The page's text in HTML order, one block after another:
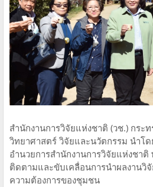
สำนักงานการวิจัยแห่งชาติ (วช.) กระ
วิทยาศาสตร์ วิจัยและนวัตกรรม นำโ
อำนวยการสำนักงานการวิจัยแห่งชา
ติดตามและขับเคลื่อนการนำผลงานวิ
ความต้องการของชุมชน